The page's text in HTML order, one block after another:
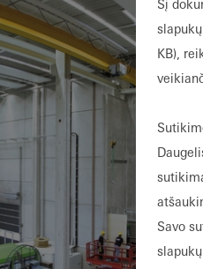
Šį
KB),
Savo